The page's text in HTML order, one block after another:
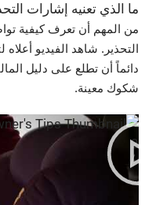
ما الذي تعنيه إشارات
من المهم أن تعرف كيفية
التحذير. شاهد الفيديو
دائماً أن تطلع على دليل
شكوك معينة.